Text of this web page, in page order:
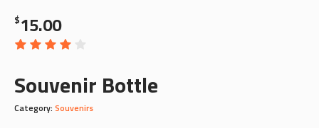
$15.00
Souvenir Bottle
Category: Souvenirs